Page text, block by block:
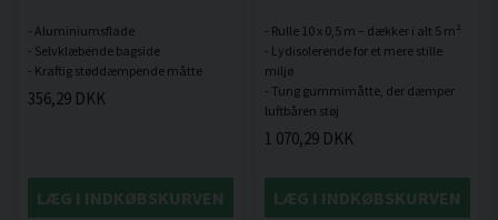
- Aluminiumsflade
- Selvklæbende bagside
356,29 DKK
LÆG I INDKØBSKURVEN
- Rulle 10 x 0,5 m – dækker i alt 5 m²
- Lydisolerende for et mere stille
miljø
- Tung gummimåtte, der dæmper
1 070,29 DKK
LÆG I INDKØBSKURVEN